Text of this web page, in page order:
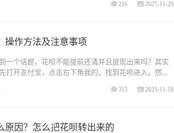
216 2025-11-20
操作方法及注意事项
一个话题，花呗不能提前还清并且提现出来吗？其实
打开支付宝，点击右下角我的，找到花呗进入。然后
315 2025-11-18
原因？怎么把花呗转出来的